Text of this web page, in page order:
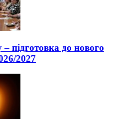
підготовка до нового
2027